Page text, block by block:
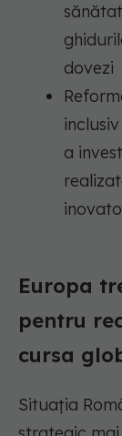
dovezi
a
Europa
pentru
cursa
Situația